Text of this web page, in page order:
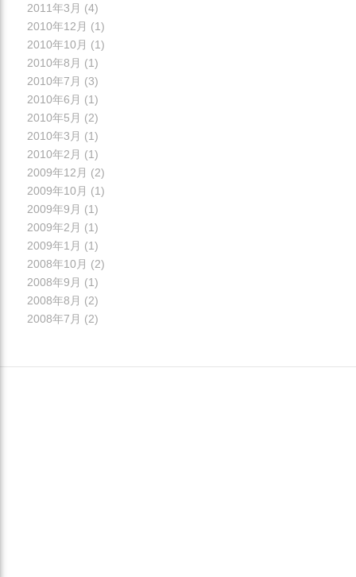
2011年3月 (4)
2010年12月 (1)
2010年10月 (1)
2010年8月 (1)
2010年7月 (3)
2010年6月 (1)
2010年5月 (2)
2010年3月 (1)
2010年2月 (1)
2009年12月 (2)
2009年10月 (1)
2009年9月 (1)
2009年2月 (1)
2009年1月 (1)
2008年10月 (2)
2008年9月 (1)
2008年8月 (2)
2008年7月 (2)